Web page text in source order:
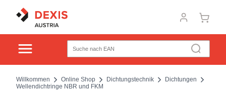
Willkommen Online Shop Dichtungstechnik
Dichtungen
Wellendichtringe NBR und FKM